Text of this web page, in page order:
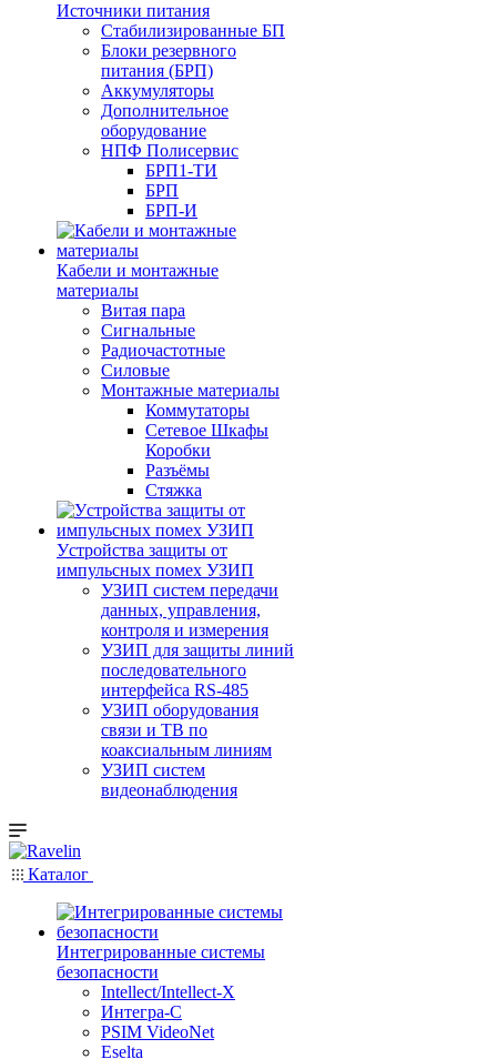
Источники питания
Стабилизированные БП
Блоки резервного
питания (БРП)
Аккумуляторы
Дополнительное
оборудование
НПФ Полисервис
БРП1-ТИ
БРП
БРП-И
Кабели и монтажные
материалы
Витая пара
Сигнальные
Радиочастотные
Силовые
Монтажные материалы
Коммутаторы
Сетевое Шкафы
Коробки
Разъёмы
Стяжка
Уcтройства защиты от
импульсных помех УЗИП
УЗИП систем передачи
данных, управления,
контроля и измерения
УЗИП для защиты линий
последовательного
интерфейса RS-485
УЗИП оборудования
связи и ТВ по
коаксиальным линиям
УЗИП систем
видеонаблюдения
Каталог
Интегрированные системы
безопасности
Intellect/Intellect-X
Интегра-С
PSIM VideoNet
Eselta